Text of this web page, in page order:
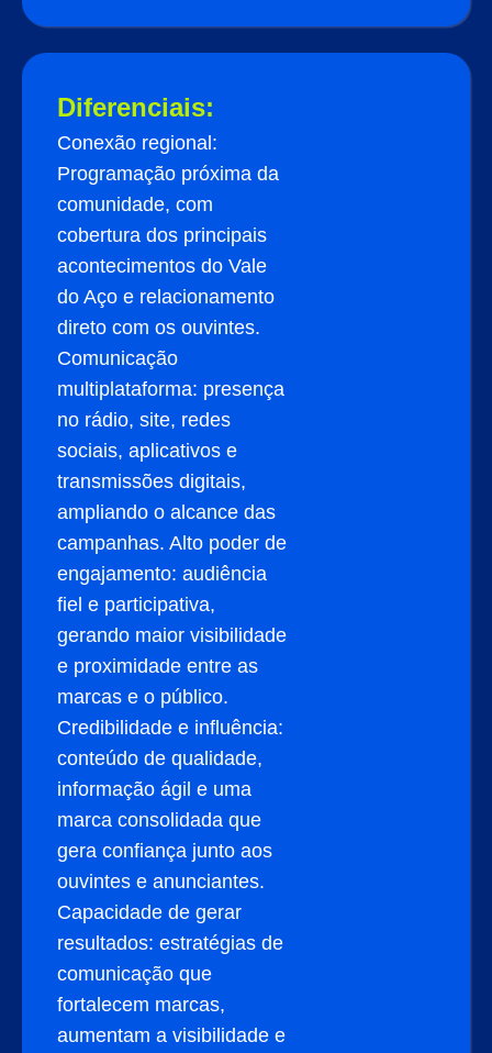
Diferenciais:
Conexão regional:
Programação próxima da
comunidade, com
cobertura dos principais
acontecimentos do Vale
do Aço e relacionamento
direto com os ouvintes.
Comunicação
multiplataforma: presença
no rádio, site, redes
sociais, aplicativos e
transmissões digitais,
ampliando o alcance das
campanhas. Alto poder de
engajamento: audiência
fiel e participativa,
gerando maior visibilidade
e proximidade entre as
marcas e o público.
Credibilidade e influência:
conteúdo de qualidade,
informação ágil e uma
marca consolidada que
gera confiança junto aos
ouvintes e anunciantes.
Capacidade de gerar
resultados: estratégias de
comunicação que
fortalecem marcas,
aumentam a visibilidade e